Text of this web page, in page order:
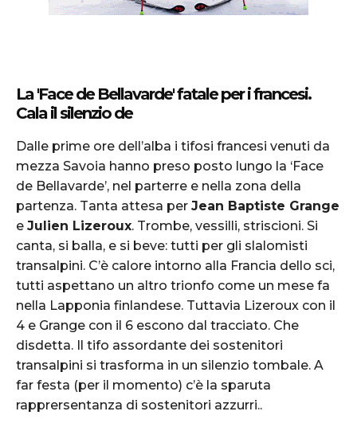
La 'Face de Bellavarde' fatale per i francesi.
Cala il silenzio de
Dalle prime ore dell’alba i tifosi francesi venuti da
mezza Savoia hanno preso posto lungo la ‘Face
de Bellavarde’, nel parterre e nella zona della
partenza. Tanta attesa per Jean Baptiste Grange
e Julien Lizeroux. Trombe, vessilli, striscioni. Si
canta, si balla, e si beve: tutti per gli slalomisti
transalpini. C’è calore intorno alla Francia dello sci,
tutti aspettano un altro trionfo come un mese fa
nella Lapponia finlandese. Tuttavia Lizeroux con il
4 e Grange con il 6 escono dal tracciato. Che
disdetta. Il tifo assordante dei sostenitori
transalpini si trasforma in un silenzio tombale. A
far festa (per il momento) c’è la sparuta
rapprersentanza di sostenitori azzurri..